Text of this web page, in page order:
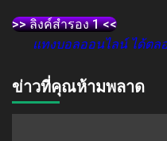
>> ลิงค์สำรอง 1 <<
แทงบอลออนไลน์ ได้ตล
ข่าวที่คุณห้ามพลาด